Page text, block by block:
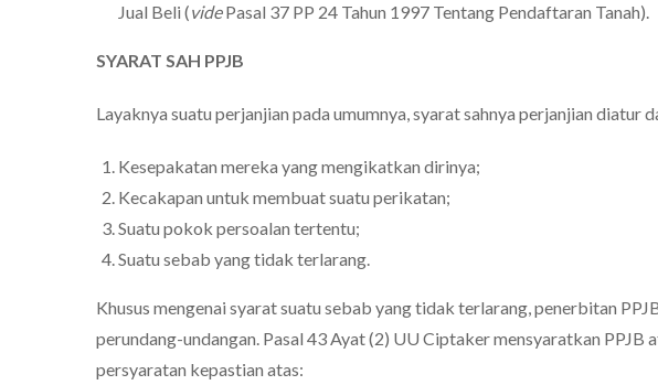
Jual Beli (videPasal 37 PP 24 Tahun 1997 Tentang Pendaftaran Tanah).
SYARAT SAH PPJB
Layaknya suatu perjanjian pada umumnya, syarat sahnya perjanjian diatur
Kesepakatan mereka yang mengikatkan dirinya;
Kecakapan untuk membuat suatu perikatan;
Suatu pokok persoalan tertentu;
Suatu sebab yang tidak terlarang.
Khusus mengenai syarat suatu sebab yang tidak terlarang, penerbitan
perundang-undangan. Pasal 43 Ayat (2) UU Ciptaker mensyaratkan PPJB
persyaratan kepastian atas: